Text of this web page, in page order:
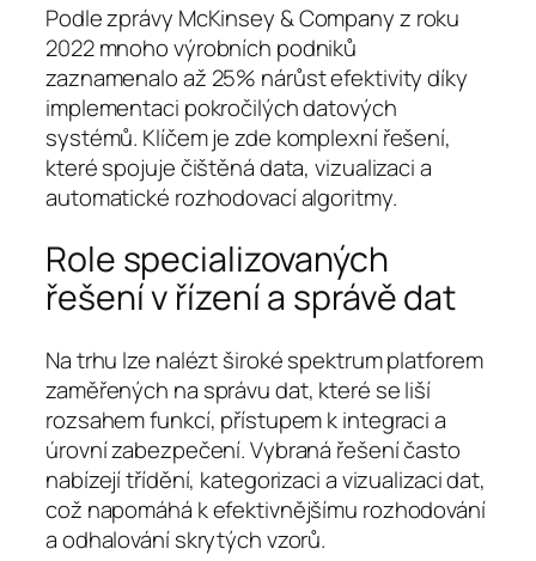
Podle zprávy McKinsey & Companyz roku
2022 mnoho výrobních podniků
zaznamenalo až 25% nárůst efektivity díky
implementaci pokročilých datových
systémů. Klíčem je zde komplexní řešení,
které spojuje čištěná data, vizualizaci a
automatické rozhodovací algoritmy.
Role specializovaných
řešení v řízení a správě dat
Na trhu lze nalézt široké spektrum platforem
zaměřených na správu dat, které se liší
rozsahem funkcí, přístupem k integraci a
úrovní zabezpečení. Vybraná řešení často
nabízejí třídění, kategorizaci a vizualizaci dat,
což napomáhá k efektivnějšímu rozhodování
a odhalování skrytých vzorů.